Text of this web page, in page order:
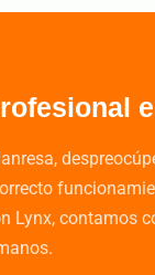
Lynx, contamos